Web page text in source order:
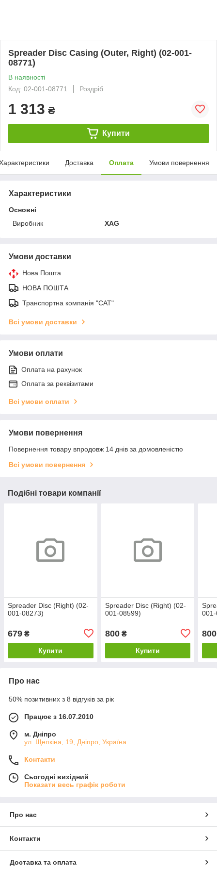
Spreader Disc Casing (Outer, Right) (02-001-
08771)
В наявності
Код: 02-001-08771
Роздріб
1 313 ₴
Купити
Доставка Оплата Умови повернення
Характеристики
Основні
Виробник
XAG
Умови доставки
Нова Пошта
НОВА ПОШТА
Транспортна компанія "САТ"
Всі умови доставки
Умови оплати
Оплата на рахунок
Оплата за реквізитами
Всі умови оплати
Умови повернення
Повернення товару впродовж 14 днів за домовленістю
Всі умови повернення
Подібні товари компанії
Spreader Disc (Right) (02-
001-08273)
679 ₴
Купити
Spreader Disc (Right) (02-
001-08599)
800₴
Купити
800
Про нас
50% позитивних з 8 відгуків за рік
Працює з 16.07.2010
м. Дніпро
ул. Щепкіна, 19, Дніпро, Україна
Контакти
Сьогодні вихідний
Показати весь графік роботи
Про нас
Контакти
Доставка та оплата